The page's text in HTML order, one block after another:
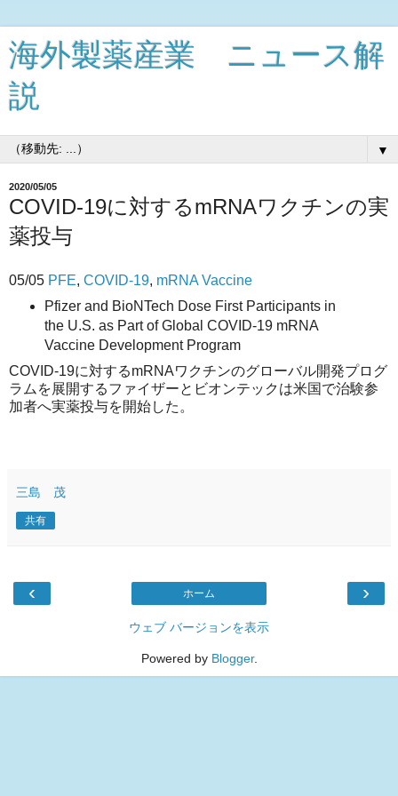
海外製薬産業 ニュース解
説
▼
2020/05/05
COVID-19に対するmRNAワクチンの実
薬投与
05/05 PFE, COVID-19, mRNA Vaccine
Pfizer and BioNTech Dose First Participants in
the U.S. as Part of Global COVID-19 mRNA
Vaccine Development Program
COVID-19に対するmRNAワクチンのグローバル開発プログ
ラムを展開するファイザーとビオンテックは米国で治験参
加者へ実薬投与を開始した。
三島 茂
共有
‹ ›
ホーム
ウェブ バージョンを表示
Powered by Blogger.